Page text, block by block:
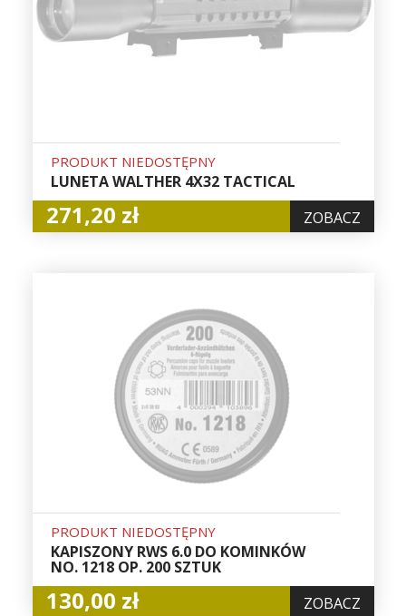
PRODUKT NIEDOSTĘPNY
LUNETA WALTHER 4X32 TACTICAL
271,20 zł ZOBACZ
PRODUKT NIEDOSTĘPNY
KAPISZONY RWS 6.0 DO KOMINKÓW
NO. 1218 OP. 200 SZTUK
130,00 zł ZOBACZ